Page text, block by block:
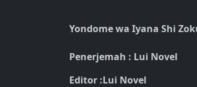
Yondome wa Iyana Shi
Penerjemah : Lui Novel
Editor :Lui Novel